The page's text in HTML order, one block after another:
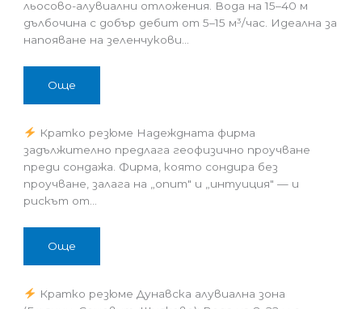
льосово-алувиални отложения. Вода на 15–40 м
дълбочина с добър дебит от 5–15 м³/час. Идеална за
напояване на зеленчукови…
Още
Кратко резюме Надеждната фирма
задължително предлага геофизично проучване
преди сондажа. Фирма, която сондира без
проучване, залага на „опит" и „интуиция" — и
рискът от…
Още
Кратко резюме Дунавска алувиална зона